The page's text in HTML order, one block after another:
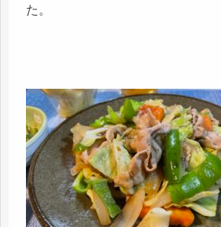
た。